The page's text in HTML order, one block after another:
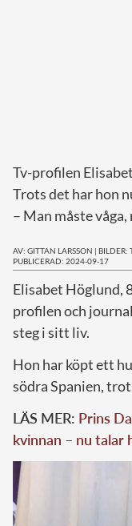
Tv-profilen
Trots det har hon
– Man måste våga,
AV: GITTAN LARSSON | BILDER:
PUBLICERAD: 2024-09-17
Elisabet Höglund,
profilen och
steg i sitt liv.
Hon har köpt ett
södra Spanien,
LÄS MER: Prins
kvinnan – nu talar